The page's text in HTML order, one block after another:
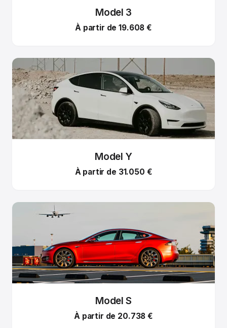
Model 3
À partir de 19.608 €
Model Y
À partir de 31.050 €
Model S
À partir de 20.738 €